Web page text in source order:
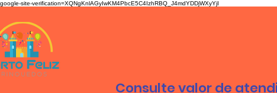
google-site-verification=XQNgKnlAGyIwKM4PbcE5C4IzhRBQ_J4mdYDDjWXyYjI
Consulte valor de